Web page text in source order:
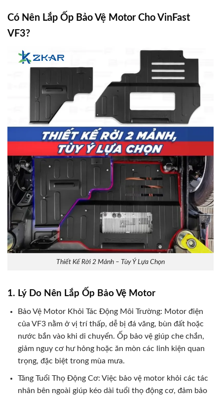
Có Nên Lắp Ốp Bảo Vệ Motor Cho VinFast
VF3?
Thiết Kế Rời 2 Mảnh – Tùy Ý Lựa Chọn
1. Lý Do Nên Lắp Ốp Bảo Vệ Motor
Bảo Vệ Motor Khỏi Tác Động Môi Trường: Motor điện
của VF3 nằm ở vị trí thấp, dễ bị đá văng, bùn đất hoặc
nước bắn vào khi di chuyển. Ốp bảo vệ giúp che chắn,
giảm nguy cơ hư hỏng hoặc ăn mòn các linh kiện quan
trọng, đặc biệt trong mùa mưa.
Tăng Tuổi Thọ Động Cơ: Việc bảo vệ motor khỏi các tác
nhân bên ngoài giúp kéo dài tuổi thọ động cơ, đảm bảo